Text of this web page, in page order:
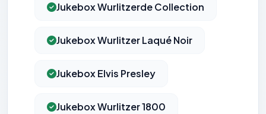
Jukebox Wurlitzerde Collection
Jukebox Wurlitzer Laqué Noir
Jukebox Elvis Presley
Jukebox Wurlitzer 1800